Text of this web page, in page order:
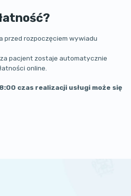
przed rozpoczęciem wywiadu
pacjent zostaje automatycznie
online.
czas realizacji usługi może się